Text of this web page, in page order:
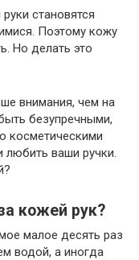
становятся
Поэтому кожу
Но делать это
внимания, чем на
безупречными,
косметическими
любить ваши ручки.
кожей рук?
малое десять раз
водой, а иногда